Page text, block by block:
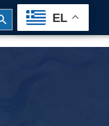
Button
EL